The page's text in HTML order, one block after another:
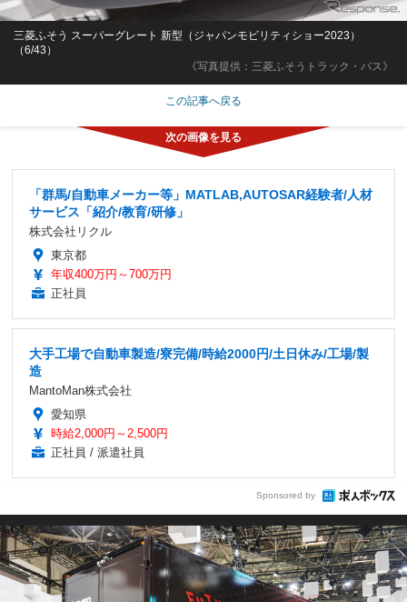
《写真提供：三菱ふそうトラック・バス》
三菱ふそう スーパーグレート 新型（ジャパンモビリティショー2023）
（6/43）
この記事へ戻る
「群馬/自動車メーカー等」MATLAB,AUTOSAR経験者/人材
サービス「紹介/教育/研修」
株式会社リクル
東京都
年収400万円～700万円
正社員
大手工場で自動車製造/寮完備/時給2000円/土日休み/工場/製
造
MantoMan株式会社
愛知県
時給2,000円～2,500円
正社員 / 派遣社員
Sponsored by